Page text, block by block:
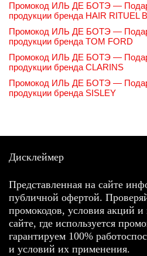
Промокод ИЛЬ ДЕ БОТЭ —
продукции бренда HAIR RITUEL
Промокод ИЛЬ ДЕ БОТЭ —
продукции бренда TOM FORD
Промокод ИЛЬ ДЕ БОТЭ —
продукции бренда CLARINS
Промокод ИЛЬ ДЕ БОТЭ —
продукции бренда SISLEY
Дисклеймер
Представленная на сайте
публичной офертой.
промокодов, условия акций
сайте, где используется
гарантируем 100%
и условий их применения.